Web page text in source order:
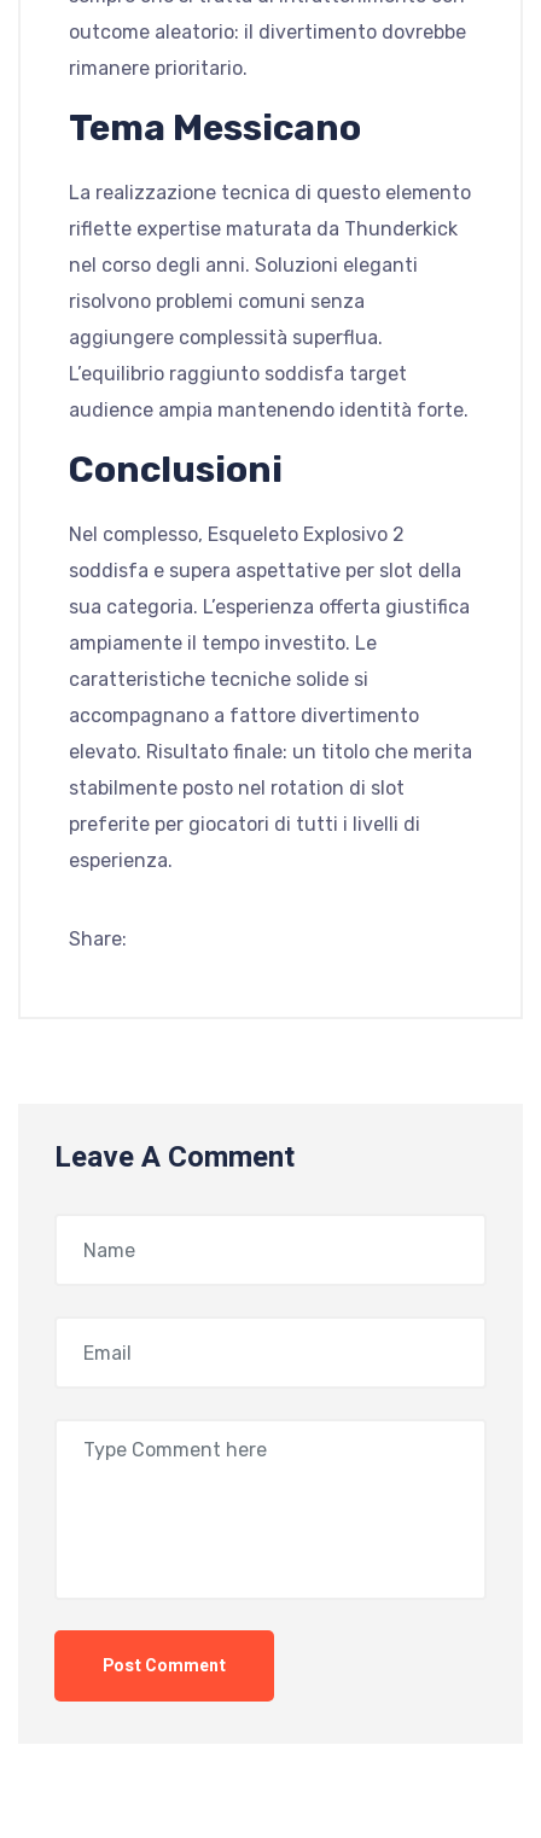
outcome aleatorio: il divertimento dovrebbe
rimanere prioritario.
Tema Messicano
La realizzazione tecnica di questo elemento
riflette expertise maturata da Thunderkick
nel corso degli anni. Soluzioni eleganti
risolvono problemi comuni senza
aggiungere complessità superflua.
L’equilibrio raggiunto soddisfa target
audience ampia mantenendo identità forte.
Conclusioni
Nel complesso, Esqueleto Explosivo 2
soddisfa e supera aspettative per slot della
sua categoria. L’esperienza offerta giustifica
ampiamente il tempo investito. Le
caratteristiche tecniche solide si
accompagnano a fattore divertimento
elevato. Risultato finale: un titolo che merita
stabilmente posto nel rotation di slot
preferite per giocatori di tutti i livelli di
esperienza.
Share:
Leave A Comment
Post Comment